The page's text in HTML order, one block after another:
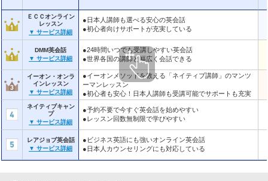
ＥＣＣオンライン
レッスン
▼ サービス詳細
●日本人講師も選べる安心の英会話
●初心者向けサポートが充実している
DMM英会話
▼ サービス詳細
●24時間いつでも受講しやすい英会話
●世界各国の講師と幅広く会話できる
イーオン・オンラ
インレッスン
▼ サービス詳細
●イーオンメソッドを教える「ネイティブ講師」のマンツ
ーマンレッスン
●初心者も安心！日本人講師も受講可能でサポートも充実
ネイティブキャン
プ
▼ サービス詳細
●予約不要で今すぐ英会話を始めやすい
●レッスン回数無制限で学びやすい
レアジョブ英会話
▼ サービス詳細
●ビジネス英語にも強いオンライン英会話
●日本人カウンセリングにも対応している